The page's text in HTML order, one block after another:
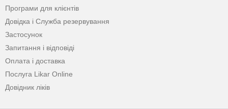
Програми для клієнтів
Довідка і Служба резервування
Застосунок
Запитання і відповіді
Оплата і доставка
Послуга Likar Online
Довідник ліків